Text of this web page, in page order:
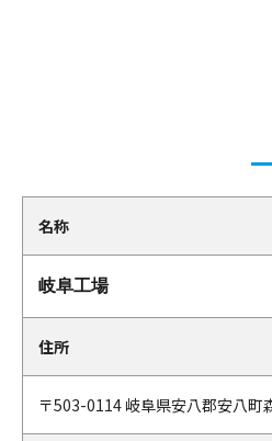
名称
岐阜工場
住所
〒503-0114 岐阜県安八郡安八町